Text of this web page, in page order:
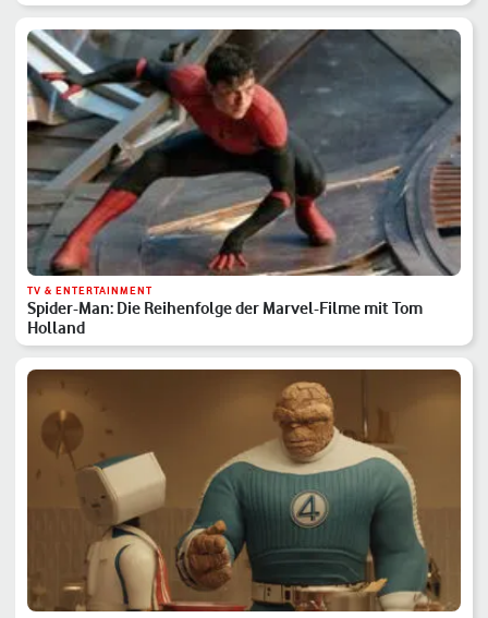
TV & ENTERTAINMENT
Spider-Man: Die Reihenfolge der Marvel-Filme mit Tom
Holland